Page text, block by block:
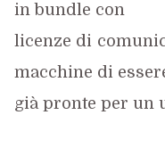
in bundle con
licenze di
macchine di
già pronte per un